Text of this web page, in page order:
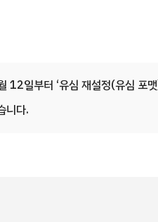
일부터 ‘유심 재설정(유심 포
니다.